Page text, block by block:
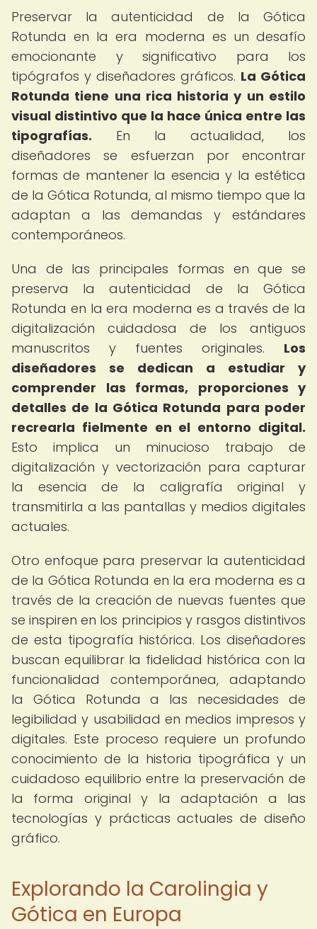
Preservar la autenticidad de la Gótica
Rotunda en la era moderna es un desafío
emocionante y significativo para los
tipógrafos y diseñadores gráficos. La Gótica
Rotunda tiene una rica historia y un estilo
visual distintivo que la hace única entre las
tipografías. En la actualidad, los
diseñadores se esfuerzan por encontrar
formas de mantener la esencia y la estética
de la Gótica Rotunda, al mismo tiempo que la
adaptan a las demandas y estándares
contemporáneos.
Una de las principales formas en que se
preserva la autenticidad de la Gótica
Rotunda en la era moderna es a través de la
digitalización cuidadosa de los antiguos
manuscritos y fuentes originales. Los
diseñadores se dedican a estudiar y
comprender las formas, proporciones y
detalles de la Gótica Rotunda para poder
recrearla fielmente en el entorno digital.
Esto implica un minucioso trabajo de
digitalización y vectorización para capturar
la esencia de la caligrafía original y
transmitirla a las pantallas y medios digitales
actuales.
Otro enfoque para preservar la autenticidad
de la Gótica Rotunda en la era moderna es a
través de la creación de nuevas fuentes que
se inspiren en los principios y rasgos distintivos
de esta tipografía histórica. Los diseñadores
buscan equilibrar la fidelidad histórica con la
funcionalidad contemporánea, adaptando
la Gótica Rotunda a las necesidades de
legibilidad y usabilidad en medios impresos y
digitales. Este proceso requiere un profundo
conocimiento de la historia tipográfica y un
cuidadoso equilibrio entre la preservación de
la forma original y la adaptación a las
tecnologías y prácticas actuales de diseño
gráfico.
Explorando la Carolingia y
Gótica en Europa